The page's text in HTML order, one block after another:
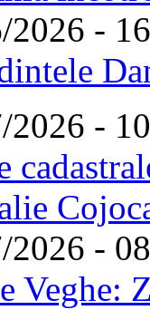
2026 -
2026 -
2026 -
Veghe: